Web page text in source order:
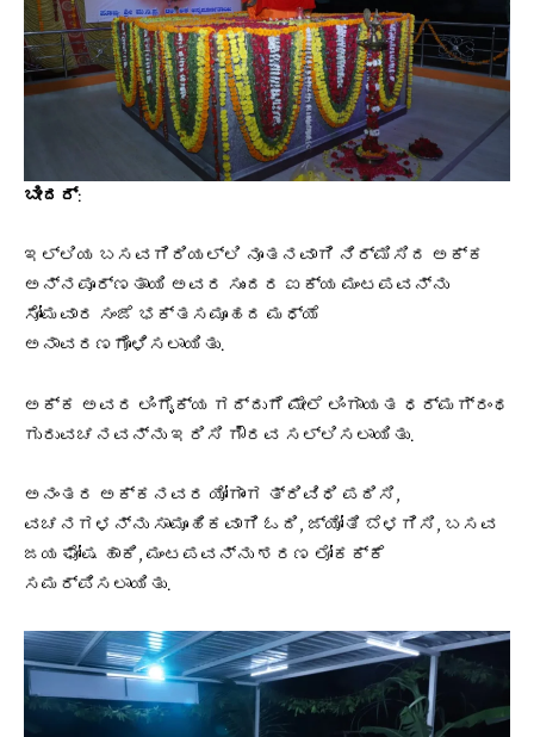
ಬೀದರ್:
ಇಲ್ಲಿಯ ಬಸವಗಿರಿಯಲ್ಲಿ ನೂತನವಾಗಿ ನಿರ್ಮಿಸಿದ ಅಕ್ಕ
ಅನ್ನಪೂರ್ಣತಾಯಿ ಅವರ ಸುಂದರ ಐಕ್ಯ ಮಂಟಪವನ್ನು
ಸೋಮವಾರ ಸಂಜೆ ಭಕ್ತಸಮೂಹದ ಮಧ್ಯೆ
ಅನಾವರಣಗೊಳಿಸಲಾಯಿತು.
ಅಕ್ಕ ಅವರ ಲಿಂಗೈಕ್ಯ ಗದ್ದುಗೆ ಮೇಲೆ ಲಿಂಗಾಯತ ಧರ್ಮಗ್ರಂಥ
ಗುರುವಚನವನ್ನು ಇರಿಸಿ ಗೌರವ ಸಲ್ಲಿಸಲಾಯಿತು.
ಅನಂತರ ಅಕ್ಕನವರ ಯೋಗಾಂಗ ತ್ರಿವಿಧಿ ಪಠಿಸಿ,
ವಚನಗಳನ್ನು ಸಾಮೂಹಿಕವಾಗಿ ಓದಿ, ಜ್ಯೋತಿ ಬೆಳಗಿಸಿ, ಬಸವ
ಜಯ ಘೋಷ ಹಾಕಿ, ಮಂಟಪವನ್ನು ಶರಣ ಲೋಕಕ್ಕೆ
ಸಮರ್ಪಿಸಲಾಯಿತು.